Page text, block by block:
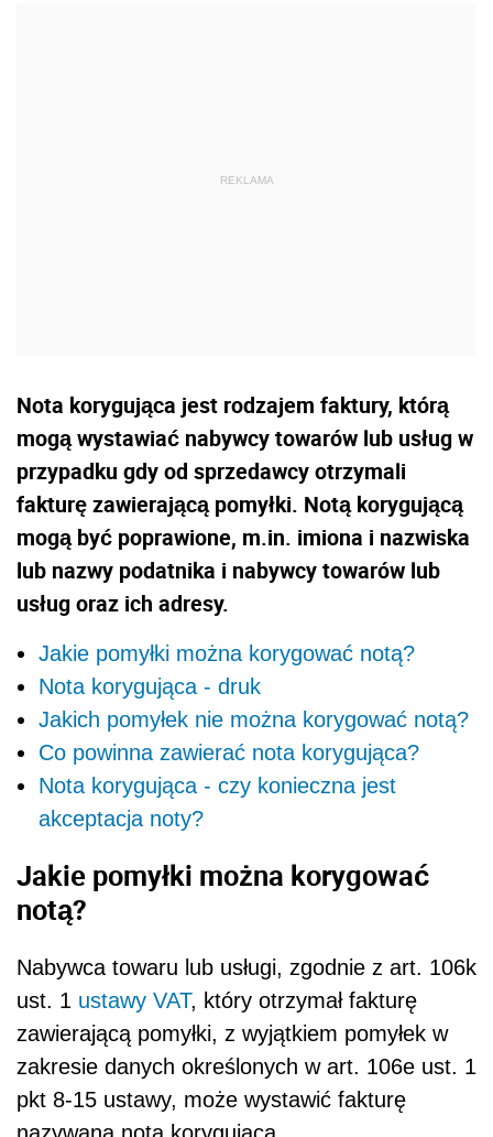
Nota korygująca jest rodzajem faktury, którą
mogą wystawiać nabywcy towarów lub usług w
przypadku gdy od sprzedawcy otrzymali
fakturę zawierającą pomyłki. Notą korygującą
mogą być poprawione, m.in. imiona i nazwiska
lub nazwy podatnika i nabywcy towarów lub
usług oraz ich adresy.
Jakie pomyłki można korygować notą?
Nota korygująca - druk
Jakich pomyłek nie można korygować notą?
Co powinna zawierać nota korygująca?
Nota korygująca - czy konieczna jest
akceptacja noty?
Jakie pomyłki można korygować
notą?
Nabywca towaru lub usługi, zgodnie z art. 106k
ust. 1 ustawy VAT, który otrzymał fakturę
zawierającą pomyłki, z wyjątkiem pomyłek w
zakresie danych określonych w art. 106e ust. 1
pkt 8-15 ustawy, może wystawić fakturę